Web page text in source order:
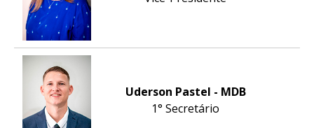
Uderson Pastel - MDB
1° Secretário